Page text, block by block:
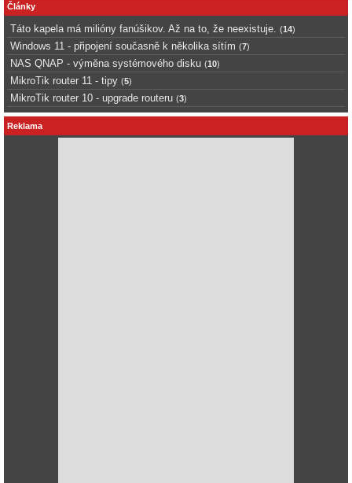
Články
Táto kapela má milióny fanúšikov. Až na to, že neexistuje. (14)
Windows 11 - připojení současně k několika sítím (7)
NAS QNAP - výměna systémového disku (10)
MikroTik router 11 - tipy (5)
MikroTik router 10 - upgrade routeru (3)
Reklama